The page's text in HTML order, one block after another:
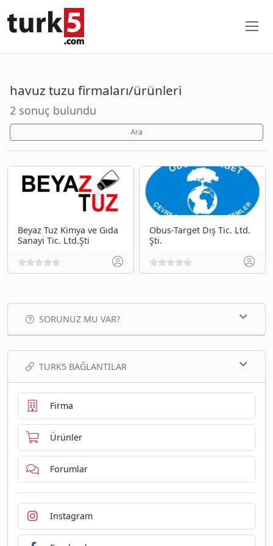
havuz tuzu firmaları/ürünleri
2 sonuç bulundu
Ara
Beyaz Tuz Kimya ve Gıda
Sanayi Tic. Ltd.Şti
Obus-Target Dış Tic. Ltd.
Şti.
SORUNUZ MU VAR?
TURK5 BAĞLANTILAR
Firma
Ürünler
Forumlar
Instagram